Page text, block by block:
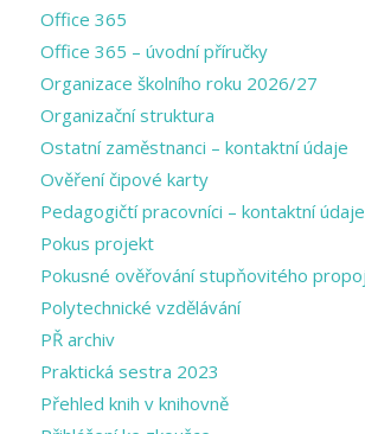
Office 365
Office 365 – úvodní příručky
Organizace školního roku 2026/27
Organizační struktura
Ostatní zaměstnanci – kontaktní údaje
Ověření čipové karty
Pedagogičtí pracovníci – kontaktní údaje
Pokus projekt
Pokusné ověřování stupňovitého
Polytechnické vzdělávání
PŘ archiv
Praktická sestra 2023
Přehled knih v knihovně